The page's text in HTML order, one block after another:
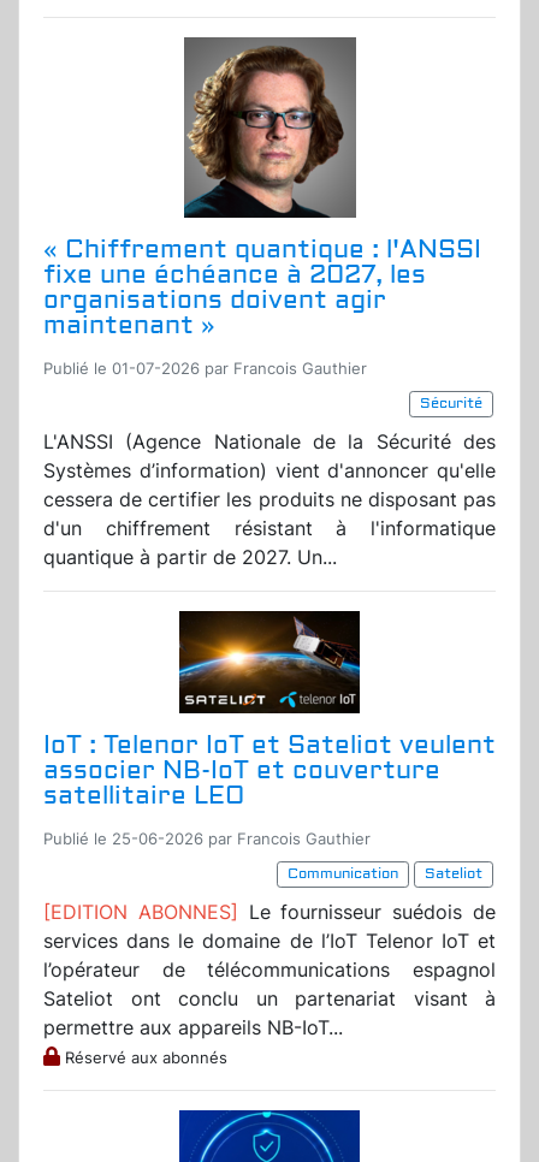
« Chiffrement quantique : l'ANSSI
fixe une échéance à 2027, les
organisations doivent agir
maintenant »
Publié le 01-07-2026 par Francois Gauthier
Sécurité
L'ANSSI (Agence Nationale de la Sécurité des
Systèmes d’information) vient d'annoncer qu'elle
cessera de certifier les produits ne disposant pas
d'un chiffrement résistant à l'informatique
quantique à partir de 2027. Un...
IoT : Telenor IoT et Sateliot veulent
associer NB-IoT et couverture
satellitaire LEO
Publié le 25-06-2026 par Francois Gauthier
Communication
Sateliot
[EDITION ABONNES] Le fournisseur suédois de
services dans le domaine de l’IoT Telenor IoT et
l’opérateur de télécommunications espagnol
Sateliot ont conclu un partenariat visant à
permettre aux appareils NB-IoT...
Réservé aux abonnés